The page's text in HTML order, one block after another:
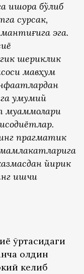
ишора бўлиб
сурсак,
эга.
шериклик
мавҳум
умумий
муаммолари
прагматик
йирик
ишчи
ўртасидаги
олдин
келиб